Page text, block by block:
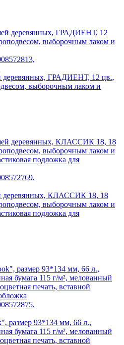
деревянных, ГРАДИЕНТ, 12 цв.,
выборочным лаком и
деревянных, КЛАССИК 18, 18
выборочным лаком и
подложка для
размер 93*134 мм, 66 л.,
бумага 115 г/м², мелованный
печать, вставной